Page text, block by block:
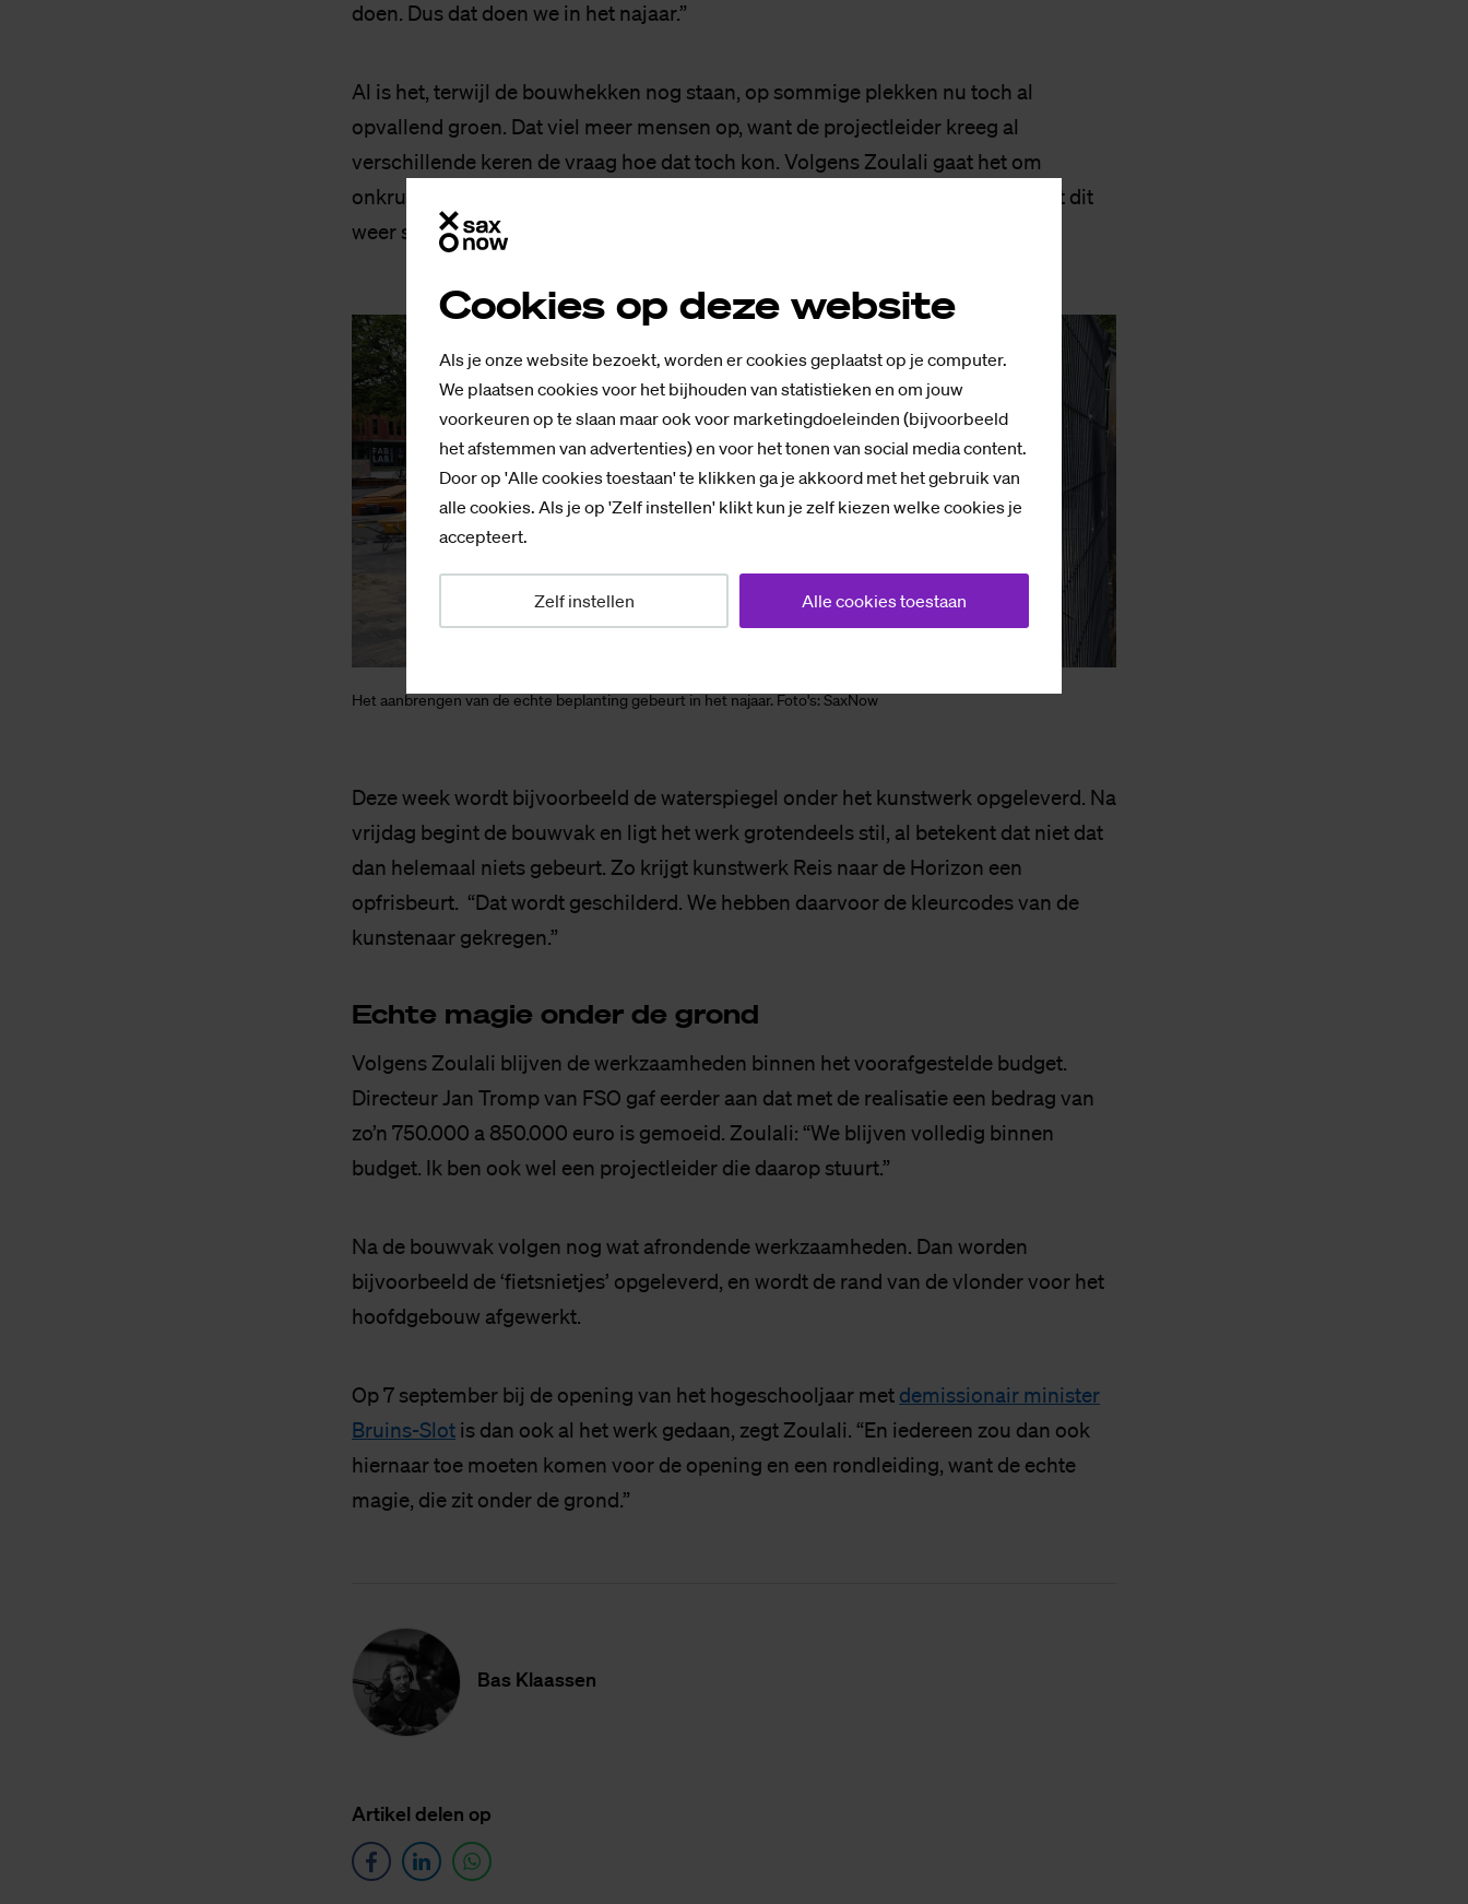
Cookies op deze website
Als je onze website bezoekt, worden er cookies geplaatst op je computer.
We plaatsen cookies voor het bijhouden van statistieken en om jouw
voorkeuren op te slaan maar ook voor marketingdoeleinden (bijvoorbeeld
het afstemmen van advertenties) en voor het tonen van social media content.
Door op 'Alle cookies toestaan' te klikken ga je akkoord met het gebruik van
alle cookies. Als je op 'Zelf instellen' klikt kun je zelf kiezen welke cookies je
accepteert.
Zelf instellen Alle cookies toestaan
doen. Dus dat doen we in het najaar.”
Al is het, terwijl de bouwhekken nog staan, op sommige plekken nu toch al
opvallend groen. Dat viel meer mensen op, want de projectleider kreeg al
verschillende keren de vraag hoe dat toch kon. Volgens Zoulali gaat het om
onkruid, dat verwijderd word. “Er is vrij vruchtbare grond aangebracht, en met dit
weer schiet het dan als kool uit de grond.”
Het aanbrengen van de echte beplanting gebeurt in het najaar. Foto's: SaxNow
Deze week wordt bijvoorbeeld de waterspiegel onder het kunstwerk opgeleverd. Na
vrijdag begint de bouwvak en ligt het werk grotendeels stil, al betekent dat niet dat
dan helemaal niets gebeurt. Zo krijgt kunstwerk Reis naar de Horizon een
opfrisbeurt. “Dat wordt geschilderd. We hebben daarvoor de kleurcodes van de
kunstenaar gekregen.”
Ech­te ma­gie on­der de grond
Volgens Zoulali blijven de werkzaamheden binnen het voorafgestelde budget.
Directeur Jan Tromp van FSO gaf eerder aan dat met de realisatie een bedrag van
zo’n 750.000 a 850.000 euro is gemoeid. Zoulali: “We blijven volledig binnen
budget. Ik ben ook wel een projectleider die daarop stuurt.”
Na de bouwvak volgen nog wat afrondende werkzaamheden. Dan worden
bijvoorbeeld de ‘fietsnietjes’ opgeleverd, en wordt de rand van de vlonder voor het
hoofdgebouw afgewerkt.
Op 7 september bij de opening van het hogeschooljaar met demissionair minister
Bruins-Slot is dan ook al het werk gedaan, zegt Zoulali. “En iedereen zou dan ook
hiernaar toe moeten komen voor de opening en een rondleiding, want de echte
magie, die zit onder de grond.”
Bas Klaas­sen
Ar­ti­kel de­len op